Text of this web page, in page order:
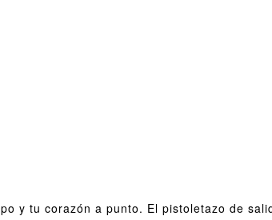
y tu corazón a punto. El pistoletazo de